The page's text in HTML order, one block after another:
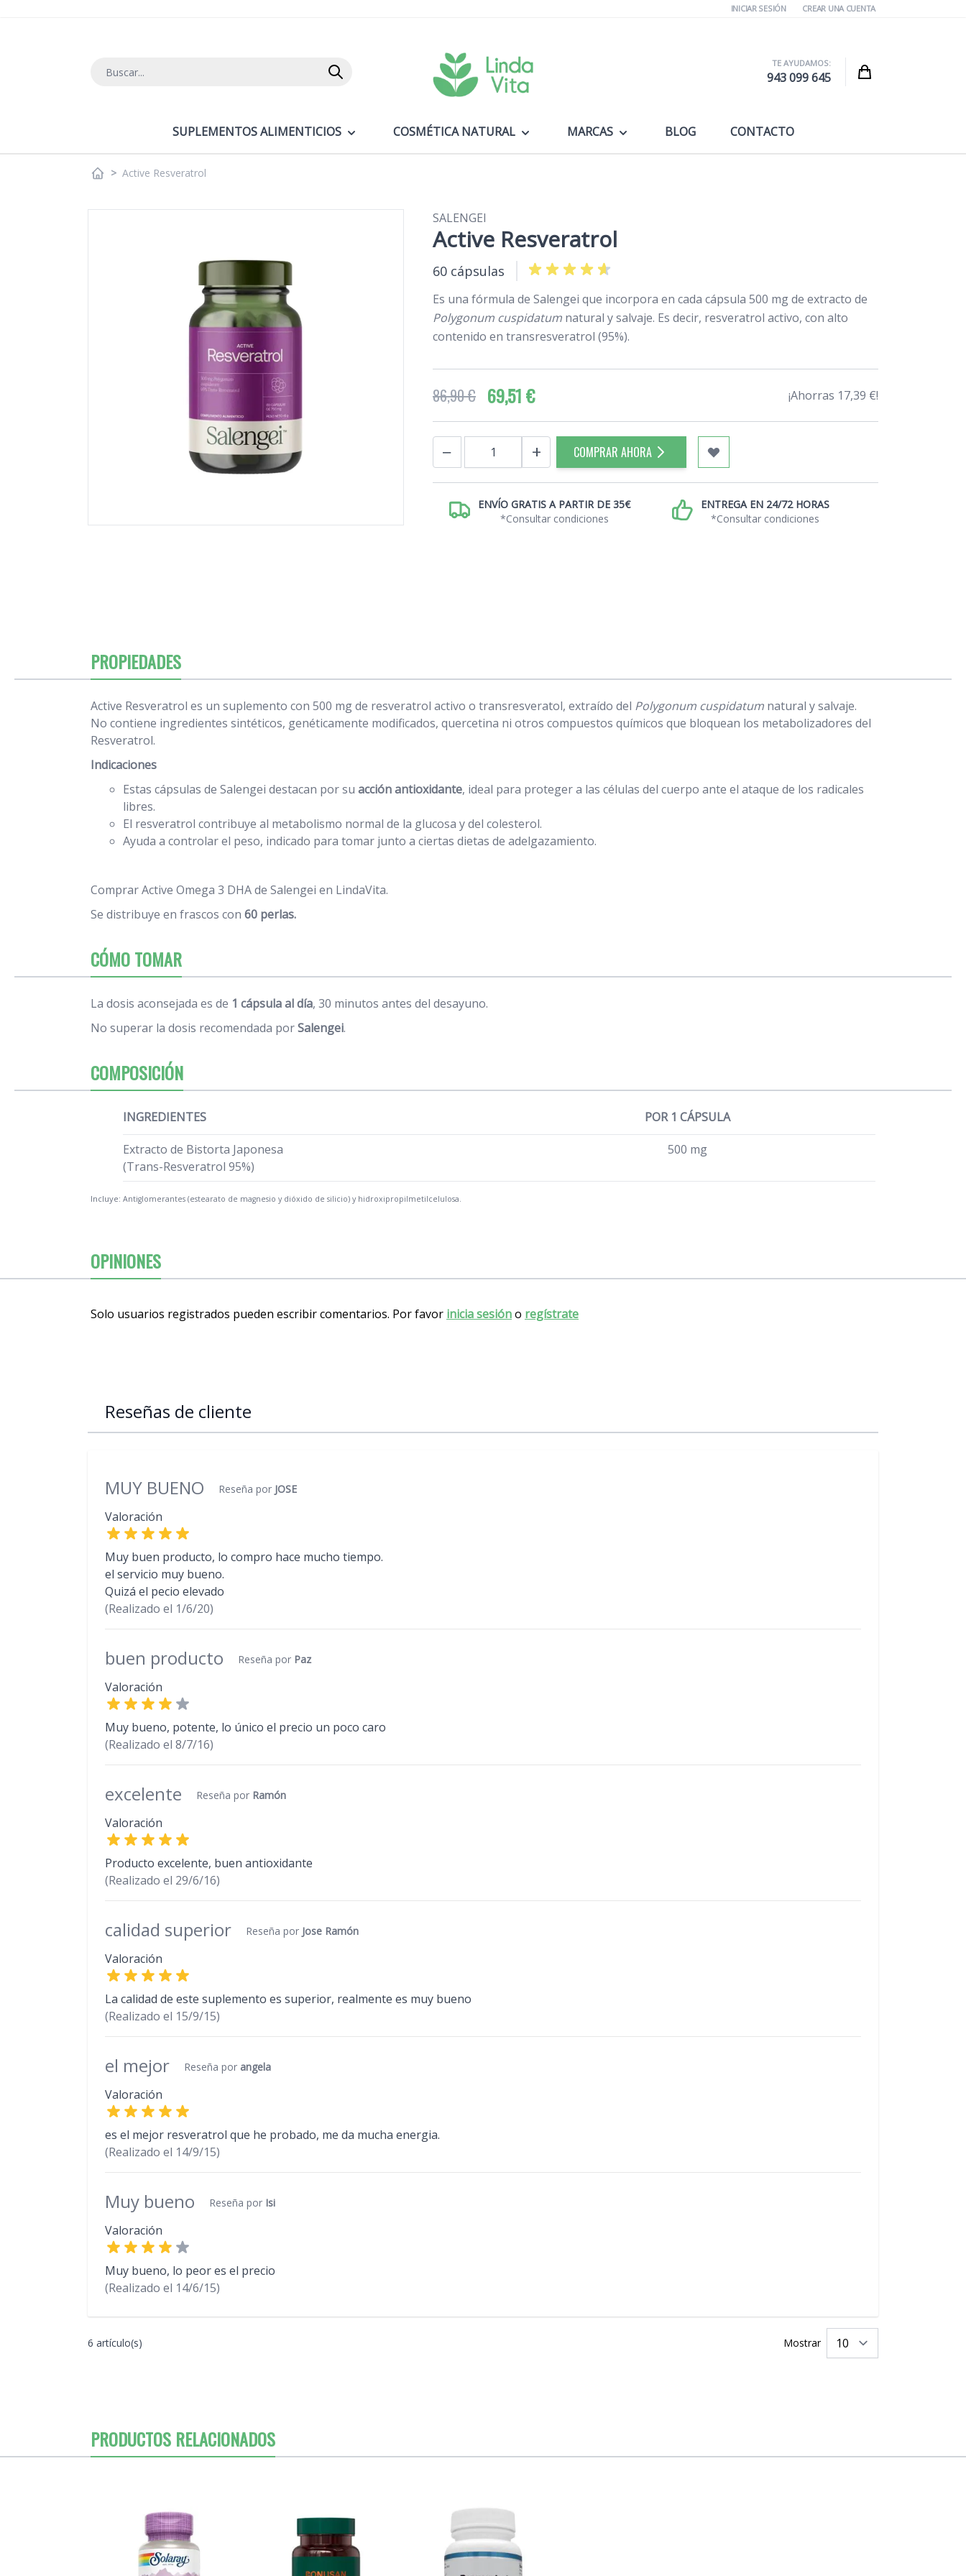
INICIAR SESIÓN CREAR UNA CUENTA
Buscar
TE AYUDAMOS:
943 099 645 Cart
SUPLEMENTOS ALIMENTICIOS COSMÉTICA NATURAL MARCAS BLOG CONTACTO
> Active Resveratrol
SALENGEI
Active Resveratrol
60 cápsulas
Es una fórmula de Salengei que incorpora en cada cápsula 500 mg de extracto de
Polygonum cuspidatum natural y salvaje. Es decir, resveratrol activo, con alto
contenido en transresveratrol (95%).
86,90 € 69,51 € ¡Ahorras 17,39 €!
− + COMPRAR AHORA
ENVÍO GRATIS A PARTIR DE 35€
*Consultar condiciones
ENTREGA EN 24/72 HORAS
*Consultar condiciones
PROPIEDADES
Active Resveratrol es un suplemento con 500 mg de resveratrol activo o transresveratol, extraído del Polygonum cuspidatum natural y salvaje.
No contiene ingredientes sintéticos, genéticamente modificados, quercetina ni otros compuestos químicos que bloquean los metabolizadores del
Resveratrol.
Indicaciones
Estas cápsulas de Salengei destacan por su acción antioxidante, ideal para proteger a las células del cuerpo ante el ataque de los radicales
libres.
El resveratrol contribuye al metabolismo normal de la glucosa y del colesterol.
Ayuda a controlar el peso, indicado para tomar junto a ciertas dietas de adelgazamiento.
Comprar Active Omega 3 DHA de Salengei en LindaVita.
Se distribuye en frascos con 60 perlas.
CÓMO TOMAR
La dosis aconsejada es de 1 cápsula al día, 30 minutos antes del desayuno.
No superar la dosis recomendada porSalengei.
COMPOSICIÓN
INGREDIENTES POR 1 CÁPSULA
Extracto de Bistorta Japonesa
(Trans-Resveratrol 95%)
500 mg
Incluye: Antiglomerantes (estearato de magnesio y dióxido de silicio) y hidroxipropilmetilcelulosa.
OPINIONES
Solo usuarios registrados pueden escribir comentarios. Por favor inicia sesióno regístrate
Reseñas de cliente
MUY BUENO Reseña por JOSE
Valoración
Muy buen producto, lo compro hace mucho tiempo.
el servicio muy bueno.
Quizá el pecio elevado
(Realizado el 1/6/20)
buen producto Reseña por Paz
Valoración
Muy bueno, potente, lo único el precio un poco caro
(Realizado el 8/7/16)
excelente Reseña por Ramón
Valoración
Producto excelente, buen antioxidante
(Realizado el 29/6/16)
calidad superior Reseña por Jose Ramón
Valoración
La calidad de este suplemento es superior, realmente es muy bueno
(Realizado el 15/9/15)
el mejor Reseña por angela
Valoración
es el mejor resveratrol que he probado, me da mucha energia.
(Realizado el 14/9/15)
Muy bueno Reseña por Isi
Valoración
Muy bueno, lo peor es el precio
(Realizado el 14/6/15)
6 artículo(s) Mostrar
PRODUCTOS RELACIONADOS